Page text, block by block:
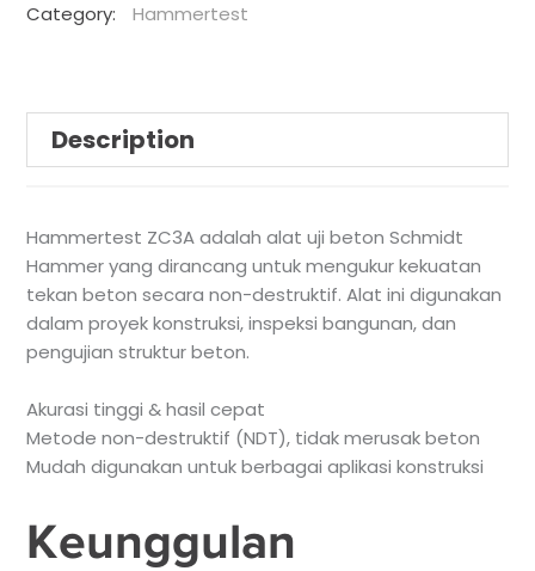
Category: Hammertest
Description
Hammertest ZC3A adalah alat uji beton Schmidt
Hammer yang dirancang untuk mengukur kekuatan
tekan beton secara non-destruktif. Alat ini digunakan
dalam proyek konstruksi, inspeksi bangunan, dan
pengujian struktur beton.
Akurasi tinggi & hasil cepat
Metode non-destruktif (NDT), tidak merusak beton
Mudah digunakan untuk berbagai aplikasi konstruksi
Keunggulan